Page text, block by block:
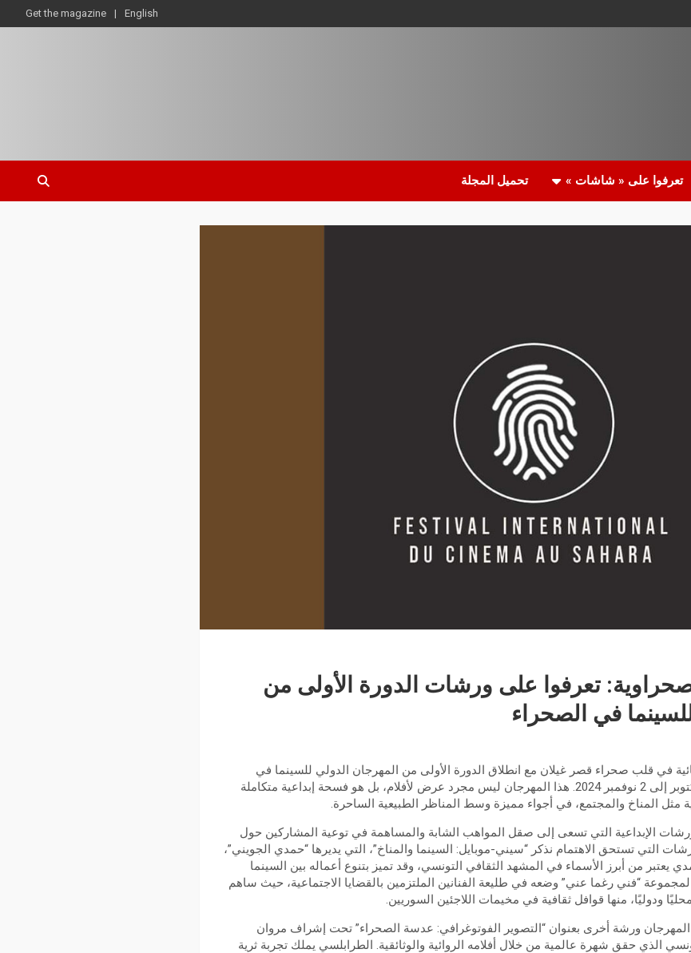
English
Get the magazine
تعرفوا على « شاشات » تحميل المجلة
تعرفوا على ورشات الدورة الأولى من
في الصحراء
في قلب صحراء قصر غيلان مع انطلاق الدورة الأولى من المهرجان الدولي للسينما في
الصحراء، المزمع إقامتها من 30 أكتوبر إلى 2 نوفمبر 2024. هذا المهرجان ليس مجرد عرض لأفلام، بل هو فسحة إبداعية متكاملة
مثل المناخ والمجتمع، في أجواء مميزة وسط المناظر الطبيعية الساحرة.
الإبداعية التي تسعى إلى صقل المواهب الشابة والمساهمة في توعية المشاركين حول
التي تستحق الاهتمام نذكر “سيني-موبايل: السينما والمناخ”، التي يديرها “حمدي الجويني”،
من أبرز الأسماء في المشهد الثقافي التونسي، وقد تميز بتنوع أعماله بين السينما
“فني رغما عني” وضعه في طليعة الفنانين الملتزمين بالقضايا الاجتماعية، حيث ساهم
ودوليًا، منها قوافل ثقافية في مخيمات اللاجئين السوريين.
ورشة أخرى بعنوان “التصوير الفوتوغرافي: عدسة الصحراء” تحت إشراف مروان
الذي حقق شهرة عالمية من خلال أفلامه الروائية والوثائقية. الطرابلسي يملك تجربة ثرية